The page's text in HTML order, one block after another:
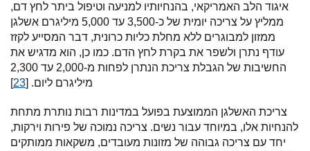
איגוד הלב האמריקאי, בהנחיותיו למניעה וטיפול ביתר לחץ דם,
ממליץ על צריכה יומית של כ-3,500 עד 5,000 מיליגרם אשלגן
ממזון למבוגרים ללא מחלת כליות כרונית, דבר המסייע לקזז
עודף נתרן ולשפר את בקרת לחץ הדם. כמו כן, הוא מדגיש את
החשיבות של הגבלת צריכת הנתרן לפחות מ-2,000 עד 2,300
מיליגרם ליום. [23
]
צריכת האשלגן הממוצעת בפועל במדינות רבות נותרת מתחת
להנחיות אלו, במיוחד עבור נשים. צריכה נמוכה של פירות וירקות,
יחד עם צריכה גבוהה של מזונות מעובדים, משקאות ממותקים